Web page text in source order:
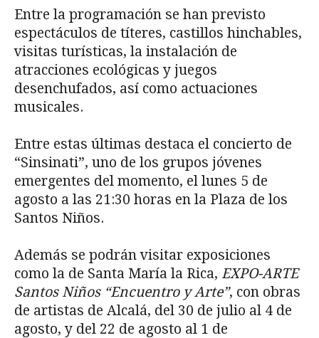
Entre la programación se han previsto
espectáculos de títeres, castillos hinchables,
visitas turísticas, la instalación de
atracciones ecológicas y juegos
desenchufados, así como actuaciones
musicales.
Entre estas últimas destaca el concierto de
“Sinsinati”, uno de los grupos jóvenes
emergentes del momento, el lunes 5 de
agosto a las 21:30 horas en la Plaza de los
Santos Niños.
Además se podrán visitar exposiciones
como la de Santa María la Rica, EXPO-ARTE
Santos Niños “Encuentro y Arte”, con obras
de artistas de Alcalá, del 30 de julio al 4 de
agosto, y del 22 de agosto al 1 de